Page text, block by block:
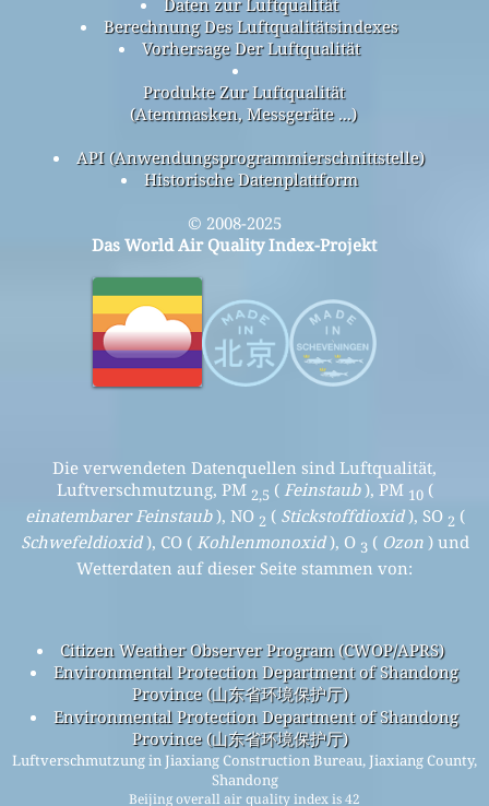
Berechnung Des Luftqualitätsindexes
Vorhersage Der Luftqualität
Produkte Zur Luftqualität
(Atemmasken, Messgeräte ...)
API (Anwendungsprogrammierschnittstelle)
Historische Datenplattform
© 2008-2025
Das World Air Quality Index-Projekt
Die verwendeten Datenquellen sind Luftqualität,
Luftverschmutzung, PM 2,5 ( Feinstaub), PM 10(
einatembarer Feinstaub), NO 2 ( Stickstoffdioxid), SO 2 (
Schwefeldioxid), CO ( Kohlenmonoxid), O 3 ( Ozon) und
Wetterdaten auf dieser Seite stammen von:
Citizen Weather Observer Program (CWOP/APRS)
Environmental Protection Department of Shandong
Province (山东省环境保护厅)
Environmental Protection Department of Shandong
Province (山东省环境保护厅)
Luftverschmutzung in Jiaxiang Construction Bureau, Jiaxiang County,
Shandong
Beijing overall air quality index is 42